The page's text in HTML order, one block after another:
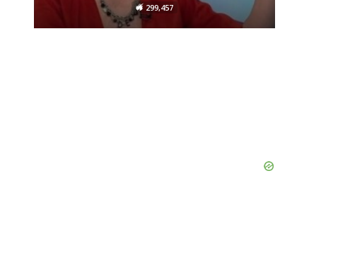
299,457